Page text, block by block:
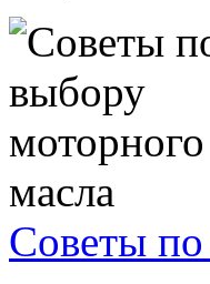
Советы